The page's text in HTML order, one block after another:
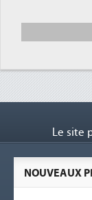
Le site
NOUVEAUX